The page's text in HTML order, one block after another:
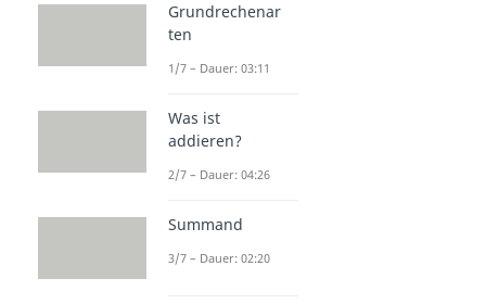
Grundrechenar
ten
1/7 – Dauer: 03:11
Was ist
addieren?
2/7 – Dauer: 04:26
Summand
3/7 – Dauer: 02:20